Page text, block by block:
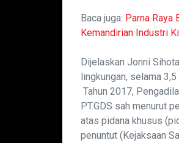
Baca juga: Parna Raya
Kemandirian Industri
Dijelaskan Jonni
lingkungan, selama
Tahun 2017,
PT.GDS sah menurut
atas pidana khusus
penuntut (Kejaksaan